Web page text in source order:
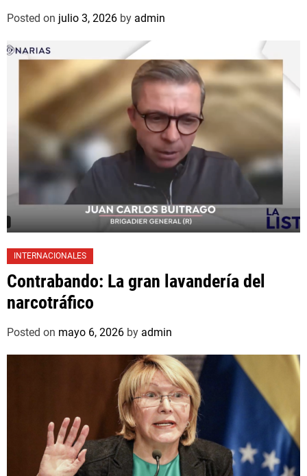
Posted on julio 3, 2026 by admin
INTERNACIONALES
Contrabando: La gran lavandería del
narcotráfico
Posted on mayo 6, 2026 by admin